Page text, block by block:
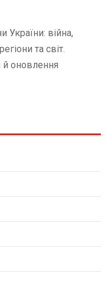
України: війна,
та світ.
й оновлення